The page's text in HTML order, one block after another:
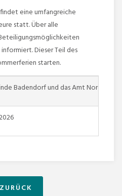
eine umfangreiche
statt. Über alle
Dieser Teil des
starten.
Badendorf und das Amt
ZURÜCK